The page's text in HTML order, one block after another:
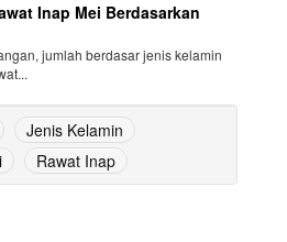
Inap Mei Berdasarkan
jumlah berdasar jenis kelamin
Jenis Kelamin
Rawat Inap